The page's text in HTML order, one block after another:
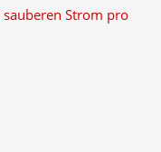
Strom pro